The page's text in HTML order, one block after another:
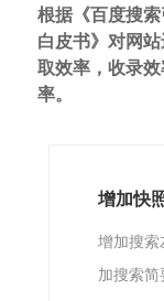
根据《百度搜
白皮书》对网
取效率，收录
率。
增加快
增加搜
加搜索